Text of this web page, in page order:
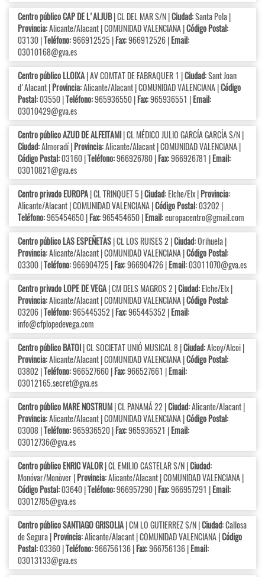
Centro público CAP DE L'ALJUB| CL DEL MAR S/N |Ciudad:Santa Pola |
Provincia:Alicante/Alacant | COMUNIDAD VALENCIANA |Código Postal:
03130 |Teléfono:966912525 |Fax:966912526 |Email:
03010168@gva.es
Centro público LLOIXA| AV COMTAT DE FABRAQUER 1 |Ciudad:Sant Joan
d'Alacant |Provincia:Alicante/Alacant | COMUNIDAD VALENCIANA |Código
Postal:03550 |Teléfono:965936550 |Fax:965936551 |Email:
03010429@gva.es
Centro público AZUD DE ALFEITAMI| CL MÉDICO JULIO GARCÍA GARCÍA S/N |
Ciudad:Almoradí |Provincia:Alicante/Alacant | COMUNIDAD VALENCIANA |
Código Postal:03160 |Teléfono:966926780 |Fax:966926781 |Email:
03010821@gva.es
Centro privado EUROPA| CL TRINQUET 5 |Ciudad:Elche/Elx |Provincia:
Alicante/Alacant | COMUNIDAD VALENCIANA |Código Postal:03202 |
Teléfono:965454650 |Fax:965454650 |Email:europacentro@gmail.com
Centro público LAS ESPEÑETAS| CL LOS RUISES 2 |Ciudad:Orihuela |
Provincia:Alicante/Alacant | COMUNIDAD VALENCIANA |Código Postal:
03300 |Teléfono:966904725 |Fax:966904726 |Email:03011070@gva.es
Centro privado LOPE DE VEGA| CM DELS MAGROS 2 |Ciudad:Elche/Elx |
Provincia:Alicante/Alacant | COMUNIDAD VALENCIANA |Código Postal:
03206 |Teléfono:965445352 |Fax:965445352 |Email:
info@cfplopedevega.com
Centro público BATOI| CL SOCIETAT UNIÓ MUSICAL 8 |Ciudad:Alcoy/Alcoi |
Provincia:Alicante/Alacant | COMUNIDAD VALENCIANA |Código Postal:
03802 |Teléfono:966527660 |Fax:966527661 |Email:
03012165.secret@gva.es
Centro público MARE NOSTRUM| CL PANAMÁ 22 |Ciudad:Alicante/Alacant |
Provincia:Alicante/Alacant | COMUNIDAD VALENCIANA |Código Postal:
03008 |Teléfono:965936520 |Fax:965936521 |Email:
03012736@gva.es
Centro público ENRIC VALOR| CL EMILIO CASTELAR S/N |Ciudad:
Monóvar/Monòver |Provincia:Alicante/Alacant | COMUNIDAD VALENCIANA |
Código Postal:03640 |Teléfono:966957290 |Fax:966957291 |Email:
03012785@gva.es
Centro público SANTIAGO GRISOLIA| CM LO GUTIERREZ S/N |Ciudad:Callosa
de Segura |Provincia:Alicante/Alacant | COMUNIDAD VALENCIANA |Código
Postal:03360 |Teléfono:966756136 |Fax:966756136 |Email:
03013133@gva.es